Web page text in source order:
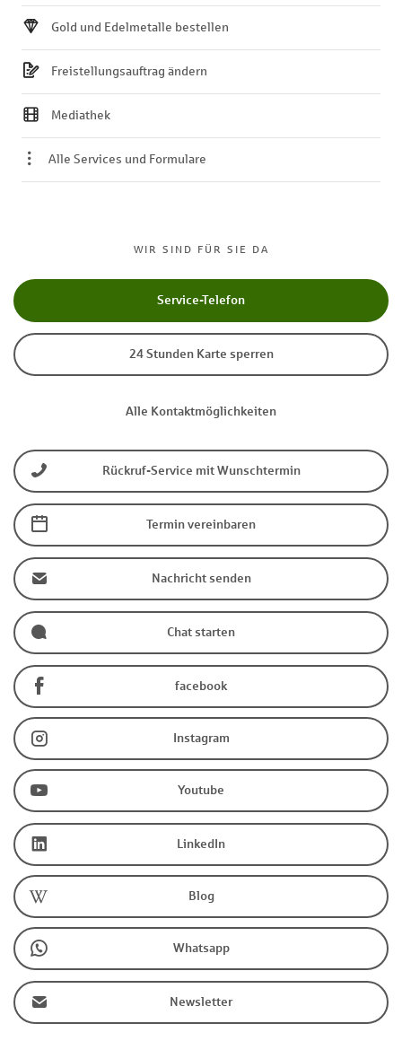
WIR SIND FÜR SIE DA
Service-Telefon
24 Stunden Karte sperren
Alle Kontaktmöglichkeiten
Rückruf-Service mit Wunschtermin
Termin vereinbaren
Nachricht senden
Chat starten
facebook
Instagram
Youtube
LinkedIn
Blog
Whatsapp
Newsletter
Gold und Edelmetalle bestellen
Freistellungsauftrag ändern
Mediathek
Alle Services und Formulare